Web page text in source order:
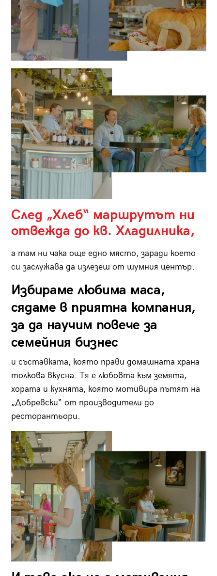
След „Хлеб“ маршрутът ни
отвежда до кв. Хладилника,
а там ни чака още едно място, заради което
си заслужава да излезеш от шумния център.
Избираме любима маса,
сядаме в приятна компания,
за да научим повече за
семейния бизнес
и съставката, която прави домашната храна
толкова вкусна. Тя е любовта към земята,
хората и кухнята, която мотивира пътят на
„Добревски“ от производители до
ресторантьори.